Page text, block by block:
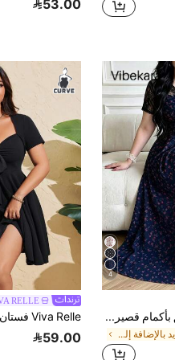
53.00
4
Vibekara فستان أنيق بأكمام قصيرة مع تطريز دانتيل مقسم للمقاسات الكبيرة
في جديد بالإضافة إلى حجم فساتين
RELLE
59.00